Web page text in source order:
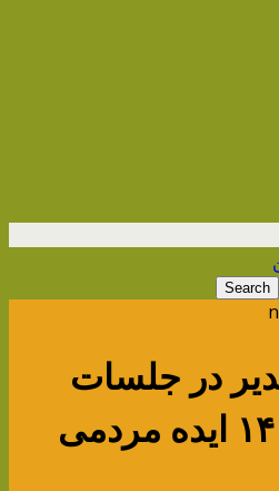
در جلسات